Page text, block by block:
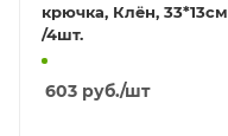
крючка, Клён, 33*13см
/4шт.
603 руб./шт